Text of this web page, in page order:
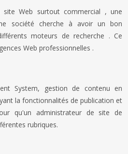
Web surtout commercial , une
société cherche à avoir un bon
moteurs de recherche . Ce
Web professionnelles .
System, gestion de contenu en
la fonctionnalités de publication et
qu'un administrateur de site de
rubriques.